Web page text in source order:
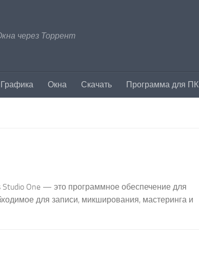
через Торрент
Графика Окна Скачать Программа для ПК
Studio One — это программное обеспечение для
для записи, микширования, мастеринга и